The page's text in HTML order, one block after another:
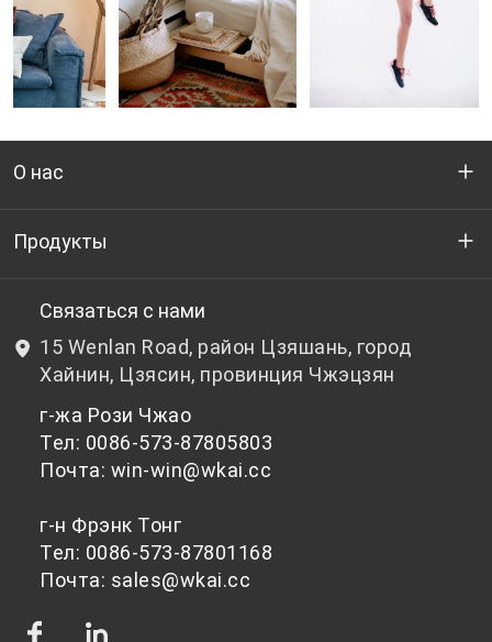
О нас
Кто мы
НИОКР
Новости и события
политика конфиденциальности
Продукты
Бутылочный ПЭТ-гранулят
Небутылочный ПЭТ-гранулят
Связаться с нами
15 Wenlan Road, район Цзяшань, город
Хайнин, Цзясин, провинция Чжэцзян
г-жа Рози Чжао
Тел: 0086-573-87805803
Почта: win-win@wkai.cc
г-н Фрэнк Тонг
Тел: 0086-573-87801168
Почта: sales@wkai.cc